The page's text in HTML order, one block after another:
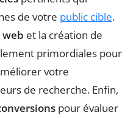
de votre public cible.
web et la création de
primordiales pour
votre
de recherche. Enfin,
pour évaluer